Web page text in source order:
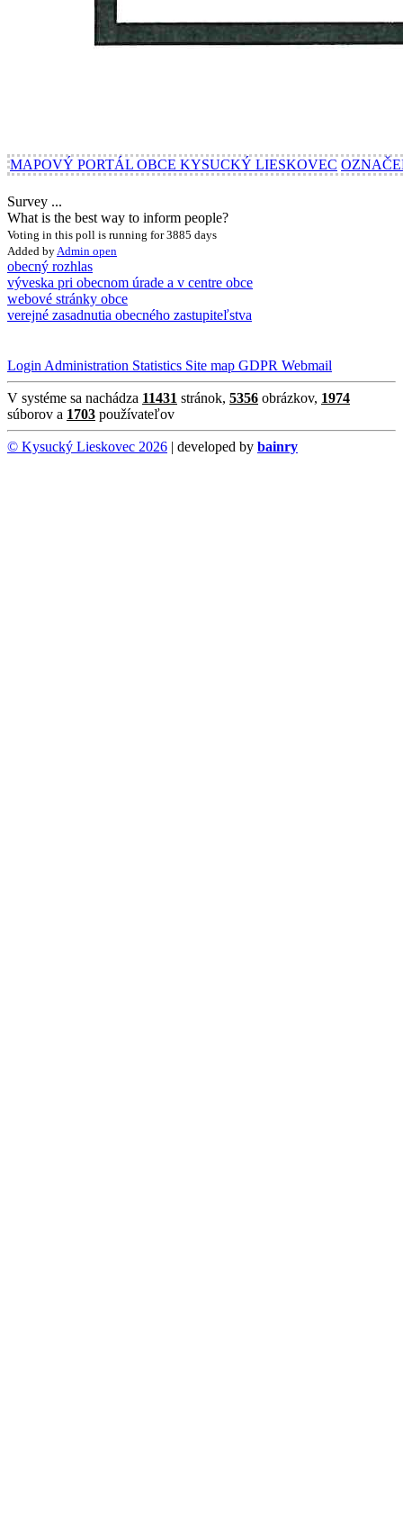
MAPOVÝ PORTÁL OBCE KYSUCKÝ LIESKOVEC
Survey ...
What is the best way to inform people?
Voting in this poll is running for 3885 days
Added by Admin open
obecný rozhlas
výveska pri obecnom úrade a v centre obce
webové stránky obce
verejné zasadnutia obecného zastupiteľstva
Login Administration Statistics Site map GDPR Webmail
V systéme sa nachádza 11431 stránok, 5356 obrázkov, 1974
súborov a 1703 používateľov
© Kysucký Lieskovec 2026 | developed by bainry